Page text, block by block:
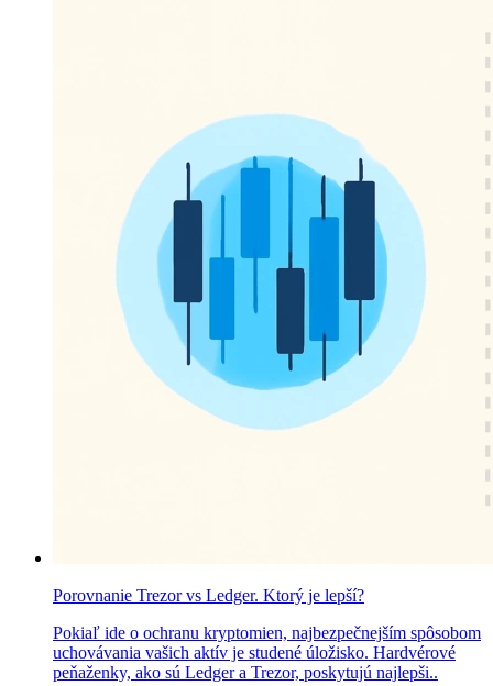
Porovnanie Trezor vs Ledger. Ktorý je lepší?
Pokiaľ ide o ochranu kryptomien, najbezpečnejším spôsobom
uchovávania vašich aktív je studené úložisko. Hardvérové
peňaženky, ako sú Ledger a Trezor, poskytujú najlepši..